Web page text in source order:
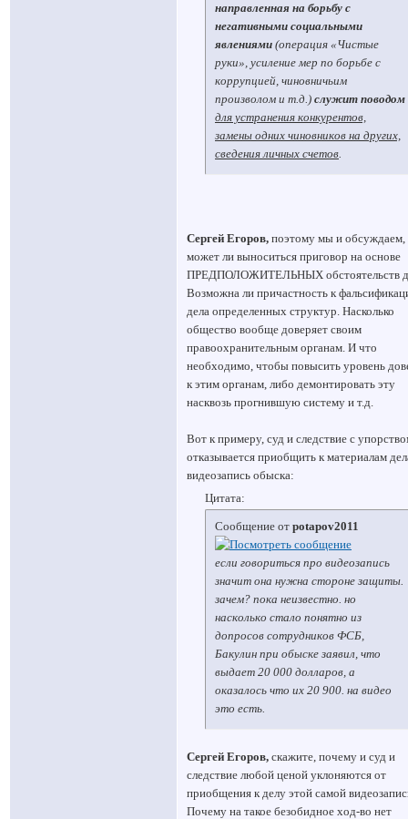
направленная на борьбу с
негативными социальными
явлениями (операция «Чистые
руки», усиление мер по борьбе с
коррупцией, чиновничьим
произволом и т.д.) служит поводом
для устранения конкурентов,
замены одних чиновников на других,
сведения личных счетов.
Сергей Егоров, поэтому мы и обсуждаем,
может ли выноситься приговор на основе
ПРЕДПОЛОЖИТЕЛЬНЫХ обстоятельств
Возможна ли причастность к
дела определенных структур. Насколько
общество вообще доверяет своим
правоохранительным органам. И что
необходимо, чтобы повысить уровень
к этим органам, либо демонтировать эту
насквозь прогнившую систему и т.д.
Вот к примеру, суд и следствие с
отказывается приобщить к материалам
видеозапись обыска:
Цитата:
Сообщение от potapov2011
если говориться про видеозапись
значит она нужна стороне защиты.
зачем? пока неизвестно. но
насколько стало понятно из
допросов сотрудников ФСБ,
Бакулин при обыске заявил, что
выдает 20 000 долларов, а
оказалось что их 20 900. на видео
это есть.
Сергей Егоров, скажите, почему и суд и
следствие любой ценой уклоняются от
приобщения к делу этой самой
Почему на такое безобидное ход-во нет